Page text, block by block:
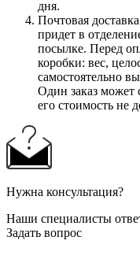
дня.
Почтовая
придет в
посылке. Перед
коробки: вес,
самостоятельно
Один заказ может
его стоимость не
Нужна консультация?
Наши специалисты
Задать вопрос